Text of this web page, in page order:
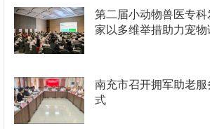
第二届小动物兽医专
家以多维举措助力宠
南充市召开拥军助老
式